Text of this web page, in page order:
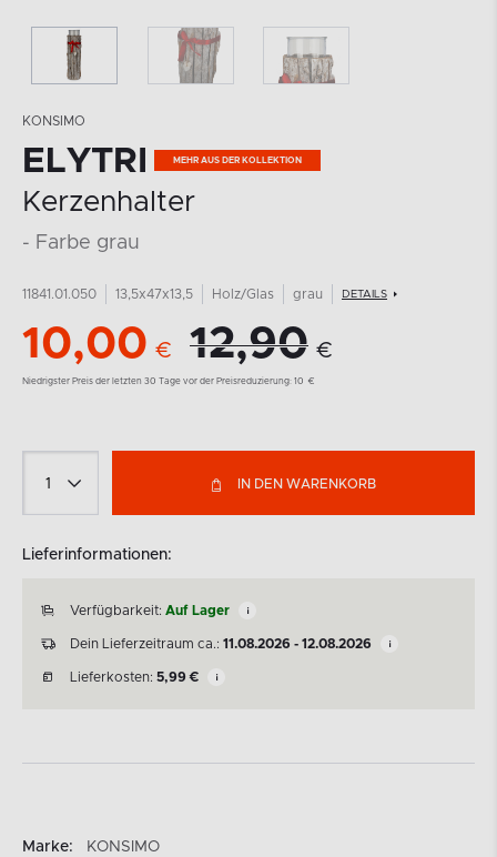
KONSIMO
ELYTRI MEHR AUS DER KOLLEKTION
Kerzenhalter
- Farbe grau
11841.01.050 13,5x47x13,5 Holz/Glas grau DETAILS
10,00 € 12,90 €
Niedrigster Preis der letzten 30 Tage vor der Preisreduzierung: 10 €
IN DEN WARENKORB
Lieferinformationen:
Verfügbarkeit: Auf Lager
Dein Lieferzeitraum ca.: 11.08.2026 - 12.08.2026
Lieferkosten: 5,99 €
Marke:
KONSIMO